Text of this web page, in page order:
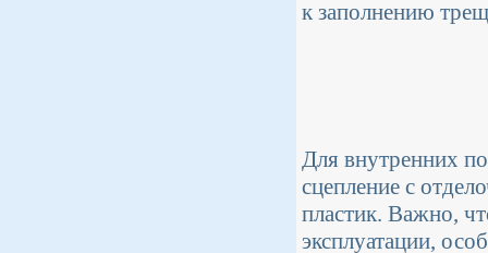
к заполнению
Для внутренних
сцепление с
пластик. Важно,
эксплуатации,